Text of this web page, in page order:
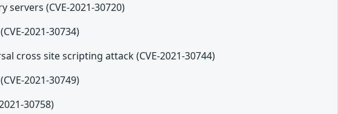
(CVE-2021-30720)
2021-30734)
cross site scripting attack (CVE-2021-30744)
2021-30749)
30758)